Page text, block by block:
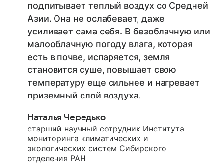
подпитывает теплый воздух со Средней
Азии. Она не ослабевает, даже
усиливает сама себя. В безоблачную или
малооблачную погоду влага, которая
есть в почве, испаряется, земля
становится суше, повышает свою
температуру еще сильнее и нагревает
приземный слой воздуха.
Наталья Чередько
старший научный сотрудник Института
мониторинга климатических и
экологических систем Сибирского
отделения РАН